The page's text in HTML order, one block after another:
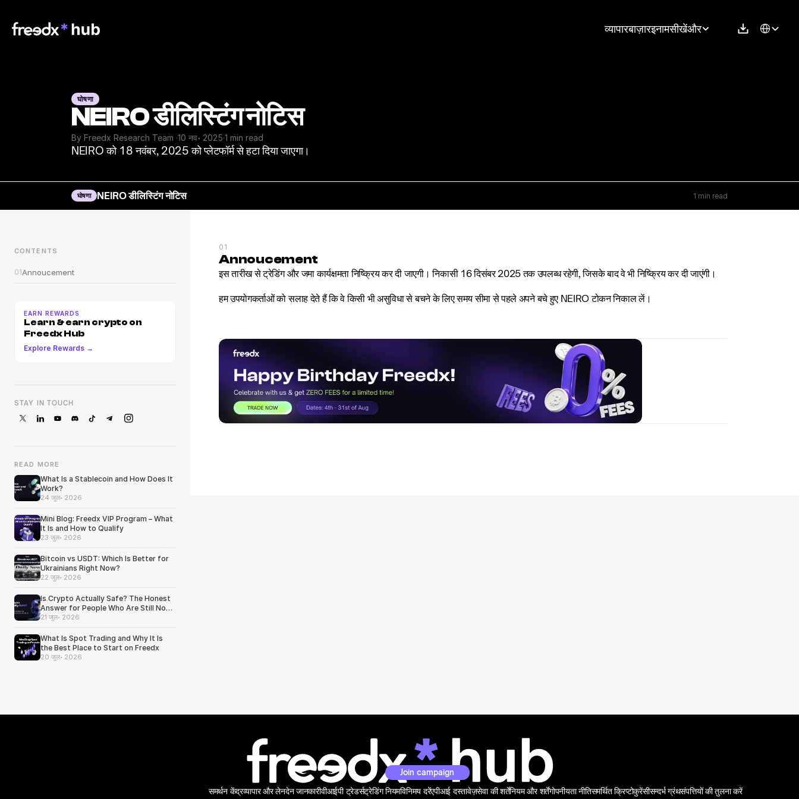
व्यापारबाज़ारइनामसीखेंऔर Select
घोषणा
NEIRO डीलिस्टिंग नोटिस
By Freedx Research Team ·10 नव॰ 2025·1 min read
NEIRO को 18 नवंबर, 2025 को प्लेटफॉर्म से हटा दिया जाएगा।
घोषणा NEIRO डीलिस्टिंग नोटिस 1 min read
CONTENTS
01Annoucement
EARN REWARDS
Learn & earn crypto on
Freedx Hub
Explore Rewards →
STAY IN TOUCH
READ MORE
What Is a Stablecoin and How Does It
Work?
24 जुल॰ 2026
Mini Blog: Freedx VIP Program – What
It Is and How to Qualify
23 जुल॰ 2026
Bitcoin vs USDT: Which Is Better for
Ukrainians Right Now?
22 जुल॰ 2026
Is Crypto Actually Safe? The Honest
Answer for People Who Are Still Not
Sure
21 जुल॰ 2026
What Is Spot Trading and Why It Is
the Best Place to Start on Freedx
20 जुल॰ 2026
01
Annoucement
इस तारीख से ट्रेडिंग और जमा कार्यक्षमता निष्क्रिय कर दी जाएगी। निकासी 16 दिसंबर 2025 तक उपलब्ध रहेगी, जिसके बाद वे भी निष्क्रिय कर दी जाएंगी।
हम उपयोगकर्ताओं को सलाह देते हैं कि वे किसी भी असुविधा से बचने के लिए समय सीमा से पहले अपने बचे हुए NEIRO टोकन निकाल लें।
Join campaign
समर्थन केंद्रव्यापार और लेनदेन जानकारीवीआईपी ट्रेडर्सट्रेडिंग नियमविनिमय दरेंएपीआई दस्तावेज़सेवा की शर्तेंनियम और शर्तेंगोपनीयता नीतिसमर्थित क्रिप्टोकुरेंसीसन्दर्भ ग्रंथसंपत्तियों की तुलना करें